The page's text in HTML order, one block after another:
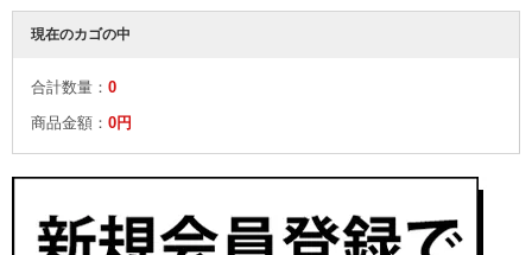
現在のカゴの中
合計数量： 0
商品金額： 0円